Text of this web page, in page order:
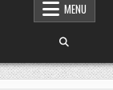
MENU